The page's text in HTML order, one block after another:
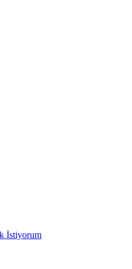
İstiyorum